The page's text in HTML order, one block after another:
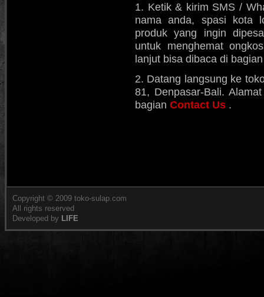
1. Ketik & kirim SMS /
nama anda, spasi kota
produk yang ingin
untuk menghemat
lanjut bisa dibaca di
2. Datang langsung ke
81, Denpasar-Bali.
bagian Contact Us .
Copyright © 2009 toko-sulap.com
All rights reserved
Developed by LIFE